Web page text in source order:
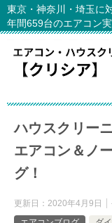
東京・神奈川・埼玉に
年間659台のエアコン
ハウスクリー
エアコン＆ノ
グ！
更新日： 2020年4月9日